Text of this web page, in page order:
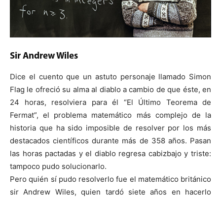
Sir Andrew Wiles
Dice el cuento que un astuto personaje llamado Simon
Flag le ofreció su alma al diablo a cambio de que éste, en
24 horas, resolviera para él “El Último Teorema de
Fermat”, el problema matemático más complejo de la
historia que ha sido imposible de resolver por los más
destacados científicos durante más de 358 años. Pasan
las horas pactadas y el diablo regresa cabizbajo y triste:
tampoco pudo solucionarlo.
Pero quién sí pudo resolverlo fue el matemático británico
sir Andrew Wiles, quien tardó siete años en hacerlo